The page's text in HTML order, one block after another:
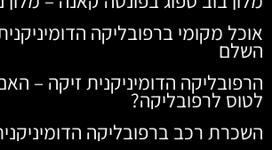
אוכל מקומי ברפובליקה
השלם
הרפובליקה הדומיניקנית זיקה –
לטוס לרפובליקה?
השכרת רכב ברפובליקה